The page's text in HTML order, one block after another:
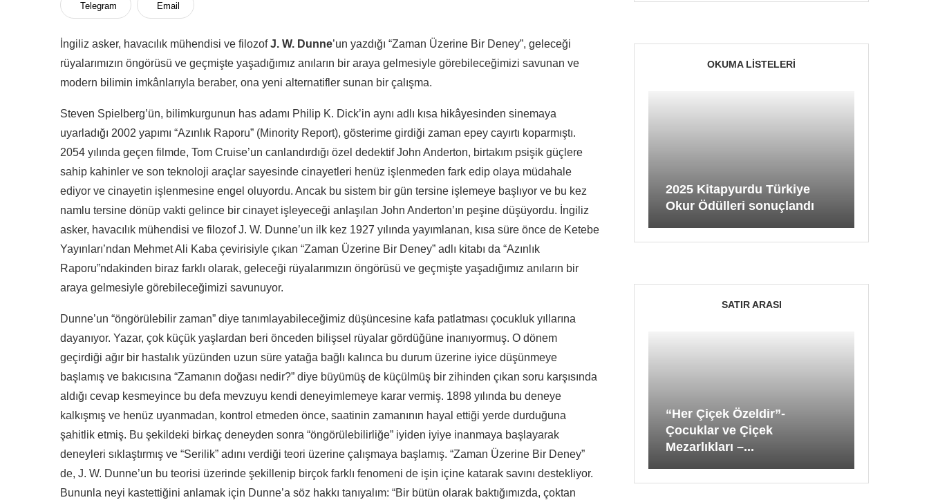
Telegram Email
İngiliz asker, havacılık mühendisi ve filozofJ. W. Dunne’un yazdığı “Zaman Üzerine Bir Deney”, geleceği
rüyalarımızın öngörüsü ve geçmişte yaşadığımız anıların bir araya gelmesiyle görebileceğimizi savunan ve
modern bilimin imkânlarıyla beraber, ona yeni alternatifler sunan bir çalışma.
Steven Spielberg’ün, bilimkurgunun has adamı Philip K. Dick’in aynı adlı kısa hikâyesinden sinemaya
uyarladığı 2002 yapımı “Azınlık Raporu” (Minority Report), gösterime girdiği zaman epey cayırtı koparmıştı.
2054 yılında geçen filmde, Tom Cruise’un canlandırdığı özel dedektif John Anderton, birtakım psişik güçlere
sahip kahinler ve son teknoloji araçlar sayesinde cinayetleri henüz işlenmeden fark edip olaya müdahale
ediyor ve cinayetin işlenmesine engel oluyordu. Ancak bu sistem bir gün tersine işlemeye başlıyor ve bu kez
namlu tersine dönüp vakti gelince bir cinayet işleyeceği anlaşılan John Anderton’ın peşine düşüyordu. İngiliz
asker, havacılık mühendisi ve filozof J. W. Dunne’un ilk kez 1927 yılında yayımlanan, kısa süre önce de Ketebe
Yayınları’ndan Mehmet Ali Kaba çevirisiyle çıkan “Zaman Üzerine Bir Deney” adlı kitabı da “Azınlık
Raporu”ndakinden biraz farklı olarak, geleceği rüyalarımızın öngörüsü ve geçmişte yaşadığımız anıların bir
araya gelmesiyle görebileceğimizi savunuyor.
Dunne’un “öngörülebilir zaman” diye tanımlayabileceğimiz düşüncesine kafa patlatması çocukluk yıllarına
dayanıyor. Yazar, çok küçük yaşlardan beri önceden bilişsel rüyalar gördüğüne inanıyormuş. O dönem
geçirdiği ağır bir hastalık yüzünden uzun süre yatağa bağlı kalınca bu durum üzerine iyice düşünmeye
başlamış ve bakıcısına “Zamanın doğası nedir?” diye büyümüş de küçülmüş bir zihinden çıkan soru karşısında
aldığı cevap kesmeyince bu defa mevzuyu kendi deneyimlemeye karar vermiş. 1898 yılında bu deneye
kalkışmış ve henüz uyanmadan, kontrol etmeden önce, saatinin zamanının hayal ettiği yerde durduğuna
şahitlik etmiş. Bu şekildeki birkaç deneyden sonra “öngörülebilirliğe” iyiden iyiye inanmaya başlayarak
deneyleri sıklaştırmış ve “Serilik” adını verdiği teori üzerine çalışmaya başlamış. “Zaman Üzerine Bir Deney”
de, J. W. Dunne’un bu teorisi üzerinde şekillenip birçok farklı fenomeni de işin içine katarak savını destekliyor.
Bununla neyi kastettiğini anlamak için Dunne’a söz hakkı tanıyalım: “Bir bütün olarak baktığımızda, çoktan
OKUMA LISTELERI
2025 Kitapyurdu Türkiye
Okur Ödülleri sonuçlandı
SATIR ARASI
“Her Çiçek Özeldir”-
Çocuklar ve Çiçek
Mezarlıkları –...